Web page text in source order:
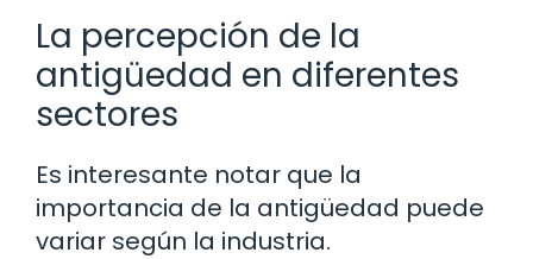
La percepción de la
antigüedad en diferentes
sectores
Es interesante notar que la
importancia de la antigüedad puede
variar según la industria.